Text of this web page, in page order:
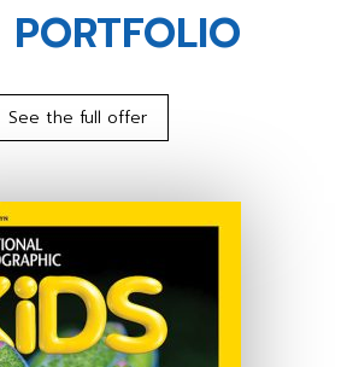
See the full offer